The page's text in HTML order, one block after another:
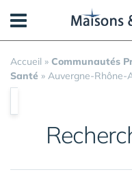
Accueil » Communautés
Santé » Auvergne-Rhône-
Panneau de gestion des